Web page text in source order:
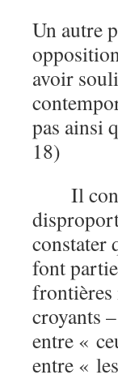
Un autre
avoir
pas ainsi
18)
Il
constater
font
frontières
croyants
entre «
entre «